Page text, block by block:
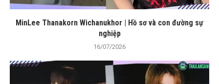
MinLee Thanakorn Wichanukhor | Hồ sơ và con đường sự
nghiệp
16/07/2026